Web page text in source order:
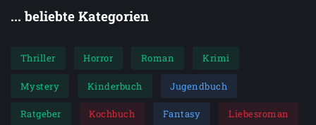
... beliebte Kategorien
Thriller Horror Roman Krimi
Mystery Kinderbuch Jugendbuch
Ratgeber Kochbuch Fantasy Liebesroman